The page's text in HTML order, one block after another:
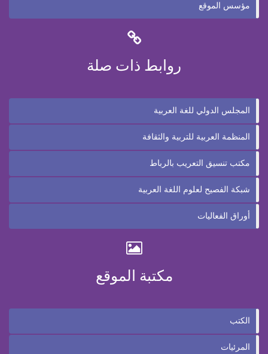
مؤسس الموقع
روابط ذات صلة
المجلس الدولي للغة العربية
المنظمة العربية للتربية والثقافة
مكتب تنسيق التعريب بالرباط
شبكة الفصيح لعلوم اللغة العربية
أوراق الفعاليات
مكتبة الموقع
الكتب
المرئيات